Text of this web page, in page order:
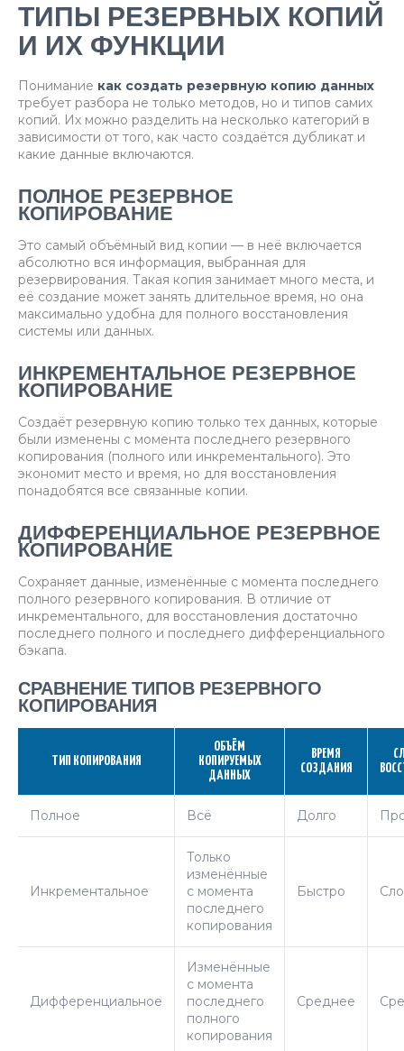
ТИПЫ РЕЗЕРВНЫХ КОПИЙ
И ИХ ФУНКЦИИ
Понимание как создать резервную копию данных
требует разбора не только методов, но и типов самих
копий. Их можно разделить на несколько категорий в
зависимости от того, как часто создаётся дубликат и
какие данные включаются.
ПОЛНОЕ РЕЗЕРВНОЕ
КОПИРОВАНИЕ
Это самый объёмный вид копии — в неё включается
абсолютно вся информация, выбранная для
резервирования. Такая копия занимает много места, и
её создание может занять длительное время, но она
максимально удобна для полного восстановления
системы или данных.
ИНКРЕМЕНТАЛЬНОЕ РЕЗЕРВНОЕ
КОПИРОВАНИЕ
Создаёт резервную копию только тех данных, которые
были изменены с момента последнего резервного
копирования (полного или инкрементального). Это
экономит место и время, но для восстановления
понадобятся все связанные копии.
ДИФФЕРЕНЦИАЛЬНОЕ РЕЗЕРВНОЕ
КОПИРОВАНИЕ
Сохраняет данные, изменённые с момента последнего
полного резервного копирования. В отличие от
инкрементального, для восстановления достаточно
последнего полного и последнего дифференциального
бэкапа.
СРАВНЕНИЕ ТИПОВ РЕЗЕРВНОГО
КОПИРОВАНИЯ
ТИП КОПИРОВАНИЯ
ОБЪЁМ
КОПИРУЕМЫХ
ДАННЫХ
ВРЕМЯ
СОЗДАНИЯ
Полное Всё Долго
Инкрементальное
Только
изменённые
с момента
последнего
копирования
Быстро
Дифференциальное
Изменённые
с момента
последнего
полного
копирования
Среднее